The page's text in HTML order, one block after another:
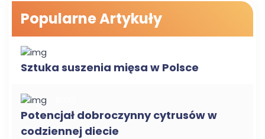
Popularne Artykuły
Sztuka suszenia mięsa w Polsce
Potencjał dobroczynny cytrusów w
codziennej diecie